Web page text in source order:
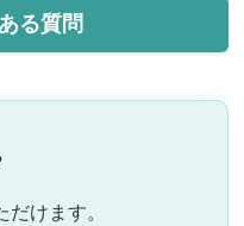
る質問
けます。